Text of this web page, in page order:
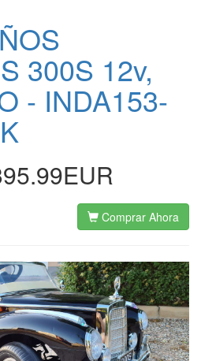
300S 12v,
- INDA153-
Comprar Ahora